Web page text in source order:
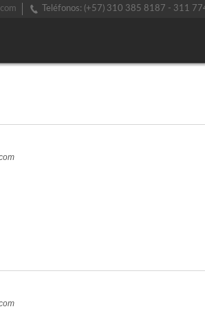
Teléfonos: (+57) 310 385 8187 - 311